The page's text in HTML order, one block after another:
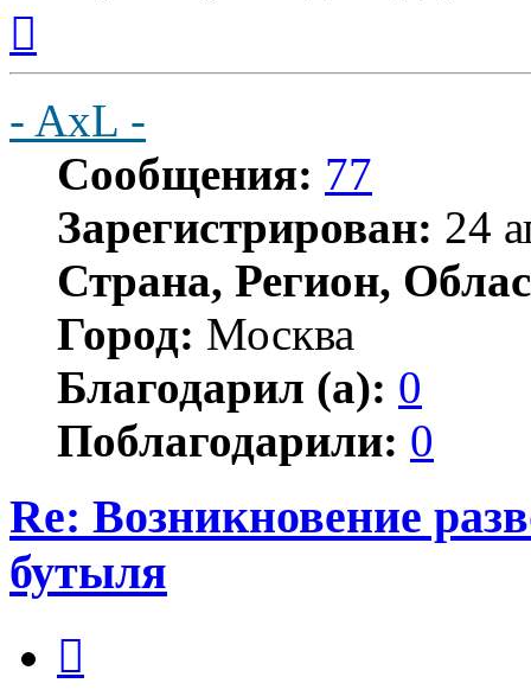
началу
- AxL -
Сообщения: 77
Зарегистрирован: 24
Страна, Регион,
Город: Москва
Благодарил (а): 0
Поблагодарили: 0
Re: Возникновение
бутыля